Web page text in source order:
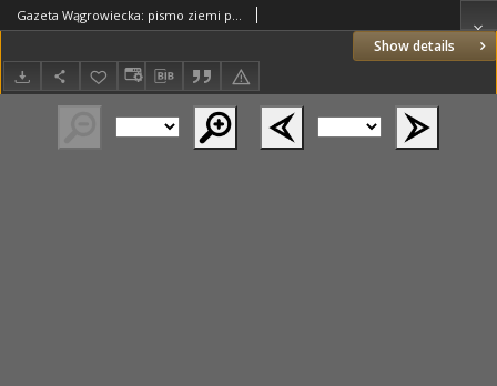
Show details
Gazeta Wągrowiecka: pismo ziemi pałuckiej 1936.02.16 R.16 Nr39